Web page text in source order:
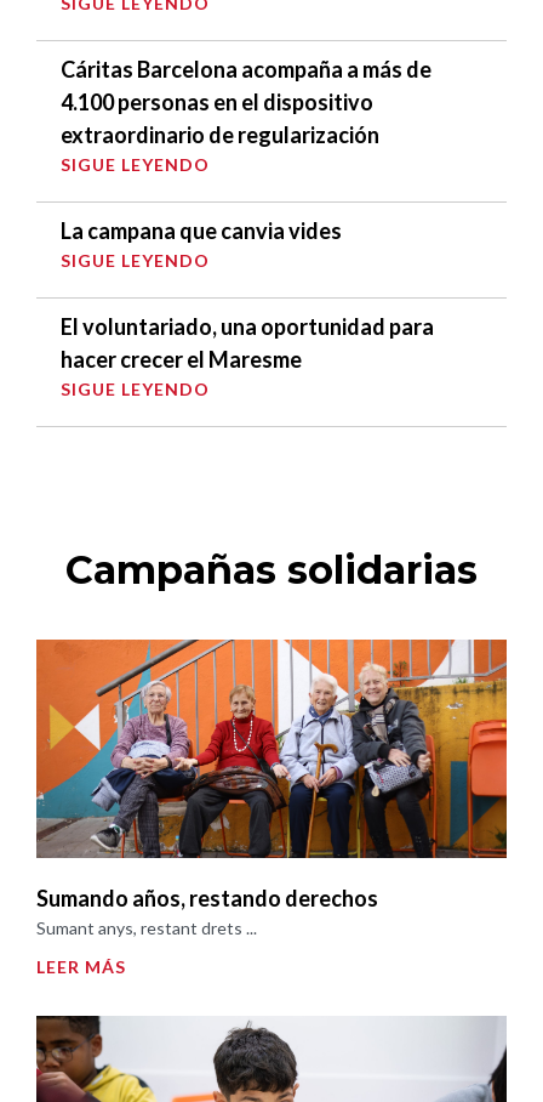
Cáritas Barcelona acompaña a más de
4.100 personas en el dispositivo
extraordinario de regularización
SIGUE LEYENDO
La campana que canvia vides
SIGUE LEYENDO
El voluntariado, una oportunidad para
hacer crecer el Maresme
SIGUE LEYENDO
Campañas solidarias
Sumando años, restando derechos
Sumant anys, restant drets ...
LEER MÁS